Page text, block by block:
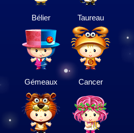
Bélier Taureau
Gémeaux Cancer